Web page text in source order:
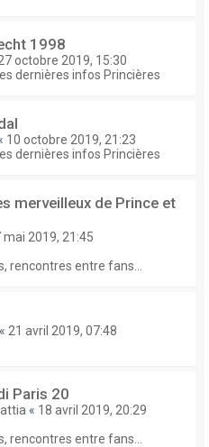
1998
octobre 2019, 15:30
dernières infos Princières
10 octobre 2019, 21:23
dernières infos Princières
merveilleux de Prince et
mai 2019, 21:45
rencontres entre fans...
« 21 avril 2019, 07:48
Paris 20
« 18 avril 2019, 20:29
rencontres entre fans...